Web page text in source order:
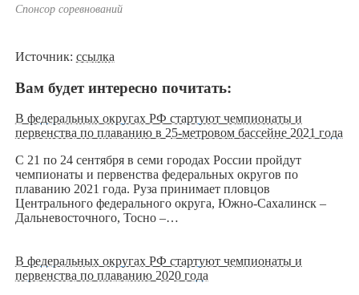
Спонсор соревнований
Источник: ссылка
Вам будет интересно почитать:
В федеральных округах РФ стартуют чемпионаты и
первенства по плаванию в 25-метровом бассейне 2021 года
С 21 по 24 сентября в семи городах России пройдут
чемпионаты и первенства федеральных округов по
плаванию 2021 года. Руза принимает пловцов
Центрального федерального округа, Южно-Сахалинск –
Дальневосточного, Тосно –…
В федеральных округах РФ стартуют чемпионаты и
первенства по плаванию 2020 года